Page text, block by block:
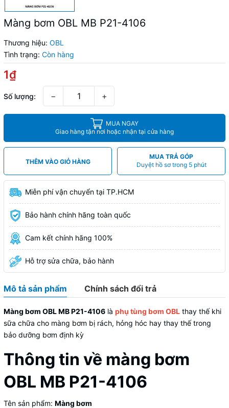
Màng bơm OBL MB P21-4106
Thương hiệu: OBL
Tình trạng: Còn hàng
1₫
Số lượng: − +
MUA NGAY
Giao hàng tận nơi hoặc nhận tại cửa hàng
THÊM VÀO GIỎ HÀNG
MUA TRẢ GÓP
Duyệt hồ sơ trong 5 phút
Miễn phí vận chuyển tại TP.HCM
Bảo hành chính hãng toàn quốc
Cam kết chính hãng 100%
Hỗ trợ sửa chữa, bảo hành
Mô tả sản phẩm Chính sách đổi trả
Màng bơm OBL MB P21-4106 là phụ tùng bơm OBL thay thế khi
sữa chữa cho màng bơm bị rách, hỏng hóc hay thay thế trong
bảo dưỡng bơm định kỳ
Thông tin về màng bơm
OBL MB P21-4106
Tên sản phẩm: Màng bơm